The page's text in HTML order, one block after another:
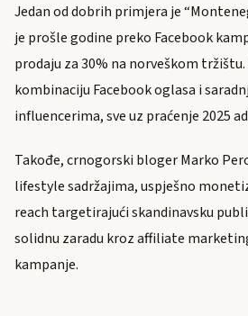
Jedan od dobrih primjera je
je prošle godine preko Facebook
prodaju za 30% na norveškom
kombinaciju Facebook oglasa i
influencerima, sve uz praćenje 2025
Takođe, crnogorski bloger Marko
lifestyle sadržajima, uspješno
reach targetirajući skandinavsku
solidnu zaradu kroz affiliate
kampanje.